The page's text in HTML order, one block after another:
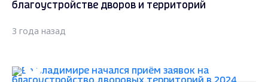
благоустройстве дворов и территорий
3 года назад